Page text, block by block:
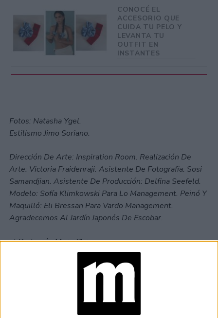
CONOCÉ EL
ACCESORIO QUE
CUIDA TU PELO Y
LEVANTA TU
OUTFIT EN
INSTANTES
Fotos: Natasha Ygel.
Estilismo Jimo Soriano.
Dirección De Arte: Inspiration Room. Realización De
Arte: Victoria Fraidenraji. Asistente De Fotografía: Sosi
Samandjian. Asistente De Producción: Delfina Seefeld.
Modelo: Sofía Klimkowski Para Lo Management. Peinó Y
Maquilló: Eli Bressan Para Vardo Management.
Agradecemos Al Jardín Japonés De Escobar.
at Redacción Marie Claire
GALERÍA DE IMÁGENES